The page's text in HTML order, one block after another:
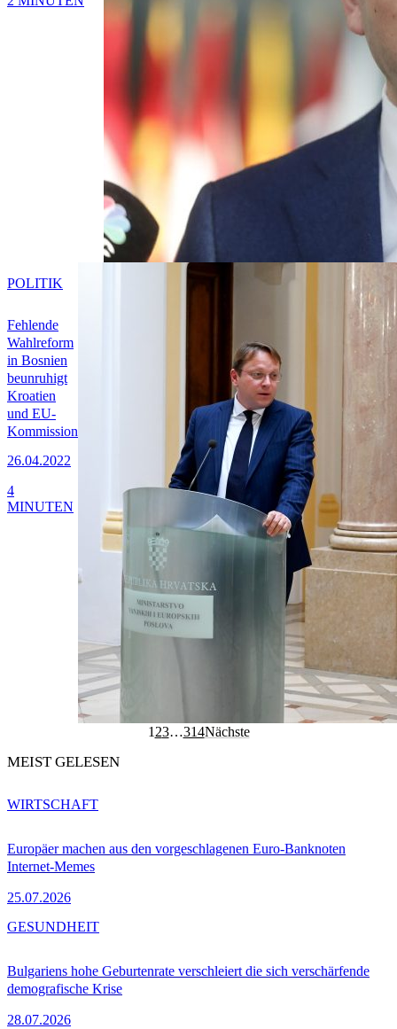
Fehlende
Wahlreform
in Bosnien
beunruhigt
Kroatien
und EU-
Kommission
26.04.2022
POLITIK
4
MINUTEN
1 23…314Nächste
MEIST GELESEN
Europäer machen aus den vorgeschlagenen Euro-Banknoten
Internet-Memes
25.07.2026
WIRTSCHAFT
Bulgariens hohe Geburtenrate verschleiert die sich verschärfende
demografische Krise
28.07.2026
GESUNDHEIT